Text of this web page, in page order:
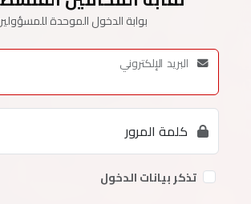
بوابة الدخول الموحدة
البريد الإلكتروني
كلمة المرور
تذكر بيانات الدخول